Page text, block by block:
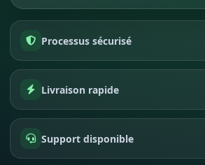
Processus sécurisé
Livraison rapide
Support disponible